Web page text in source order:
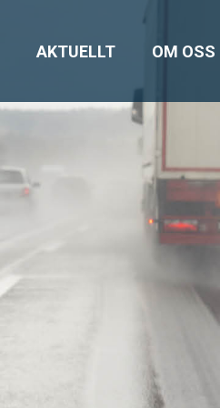
AKTUELLT OM OSS